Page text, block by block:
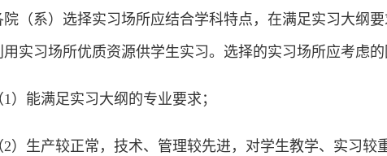
院（系）选择实习场所应结合学科特点，在满足实习大纲要
实习场所优质资源供学生实习。选择的实习场所应考虑的
1）能满足实习大纲的专业要求；
2）生产较正常，技术、管理较先进，对学生教学、实习较